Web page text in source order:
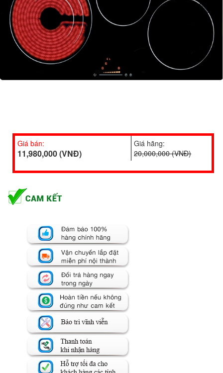
Giá bán:
11,980,000 (VNĐ)
Giá hãng:
20,000,000 (VNĐ)